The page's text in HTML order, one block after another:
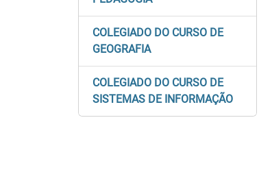
COLEGIADO DO CURSO DE
GEOGRAFIA
COLEGIADO DO CURSO DE
SISTEMAS DE INFORMAÇÃO